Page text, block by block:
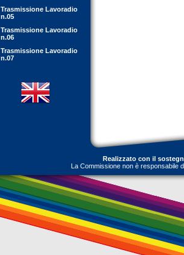
Trasmissione Lavoradio
n.05
Trasmissione Lavoradio
n.06
Trasmissione Lavoradio
n.07
Realizzato con il
La Commissione non è responsabile